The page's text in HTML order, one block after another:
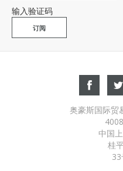
输入验证码
奥豪斯国际贸
中国
桂